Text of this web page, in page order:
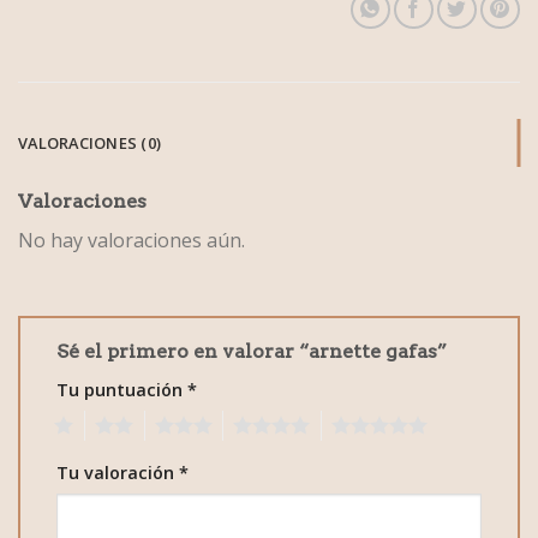
VALORACIONES (0)
Valoraciones
No hay valoraciones aún.
Sé el primero en valorar “arnette gafas”
Tu puntuación *
Tu valoración *